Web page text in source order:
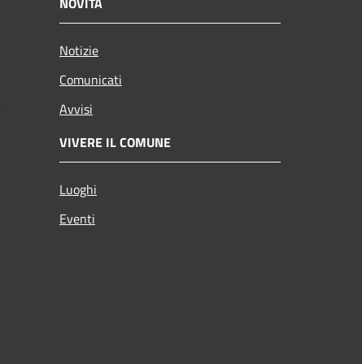
Notizie
Comunicati
Avvisi
VIVERE IL COMUNE
Luoghi
Eventi